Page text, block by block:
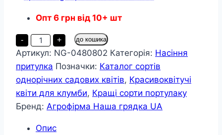
Опт 6 грн від 10+ шт
-
Портулак
Махрова
суміш
пакет
500
насінин
кількість
+ до кошика
Артикул: NG-0480802 Категорія: Насіння
притулка Позначки: Каталог сортів
однорічних садових квітів, Красивоквітучі
квіти для клумби, Кращі сорти портулаку
Бренд: Агрофірма Наша грядка UA
Опис